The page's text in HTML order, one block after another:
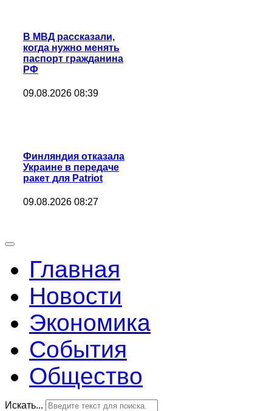
В МВД рассказали,
когда нужно менять
паспорт гражданина
РФ
09.08.2026 08:39
Финляндия отказала
Украине в передаче
ракет для Patriot
09.08.2026 08:27
Главная
Новости
Экономика
События
Общество
Искать...